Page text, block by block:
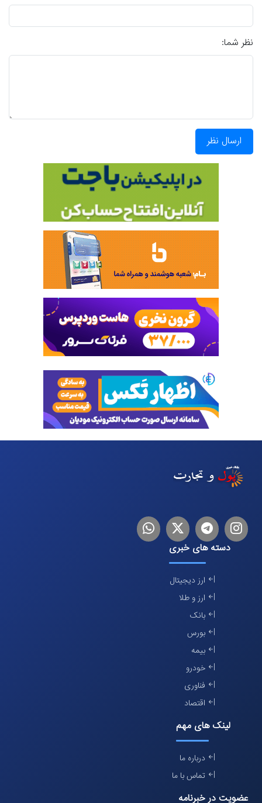
نظر شما:
ارسال نظر
اینستاگرام
تلگرام توییترلینکدین
دسته های خبری
ارز دیجیتال
ارز و طلا
بانک
بورس
بیمه
خودرو
فناوری
اقتصاد
لینک های مهم
درباره ما
تماس با ما
عضویت در خبرنامه